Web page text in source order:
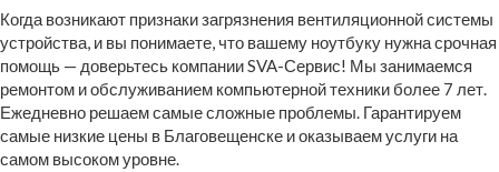
Когда возникают признаки загрязнения вентиляционной системы
устройства, и вы понимаете, что вашему ноутбуку нужна срочная
помощь — доверьтесь компании SVA-Сервис! Мы занимаемся
ремонтом и обслуживанием компьютерной техники более 7 лет.
Ежедневно решаем самые сложные проблемы. Гарантируем
самые низкие цены в Благовещенске и оказываем услуги на
самом высоком уровне.